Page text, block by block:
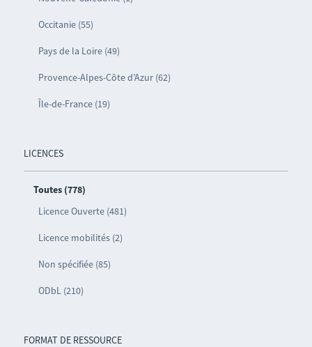
Occitanie (55)
Pays de la Loire (49)
Provence-Alpes-Côte d’Azur (62)
Île-de-France (19)
LICENCES
Toutes (778)
Licence Ouverte (481)
Licence mobilités (2)
Non spécifiée (85)
ODbL (210)
FORMAT DE RESSOURCE